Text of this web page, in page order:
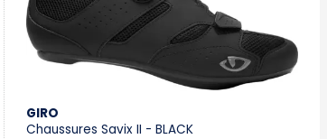
GIRO
Chaussures Savix II - BLACK